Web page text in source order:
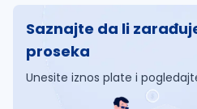
Saznajte da li
proseka
Unesite iznos plate i